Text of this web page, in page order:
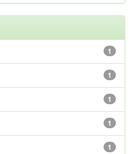
1
1
1
1
1